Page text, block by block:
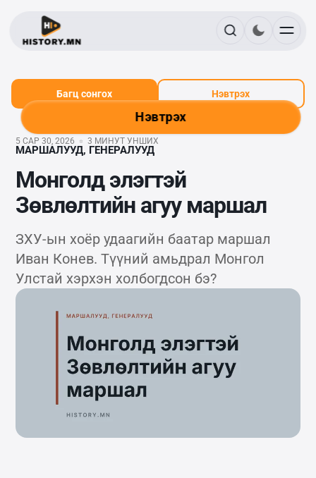
Нэвтрэх
Багц сонгох Нэвтрэх
5 САР 30, 2026 3 МИНУТ УНШИХ
МАРШАЛУУД, ГЕНЕРАЛУУД
Монголд элэгтэй
Зөвлөлтийн агуу маршал
ЗХУ-ын хоёр удаагийн баатар маршал
Иван Конев. Түүний амьдрал Монгол
Улстай хэрхэн холбогдсон бэ?